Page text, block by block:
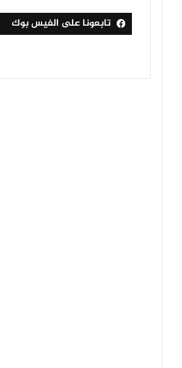
تابعونا على الفيس بوك